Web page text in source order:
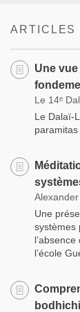
ARTICLES
Une
Le 14ᵉ
Le Dalaï-
Alexander
Une
systèmes
l’école